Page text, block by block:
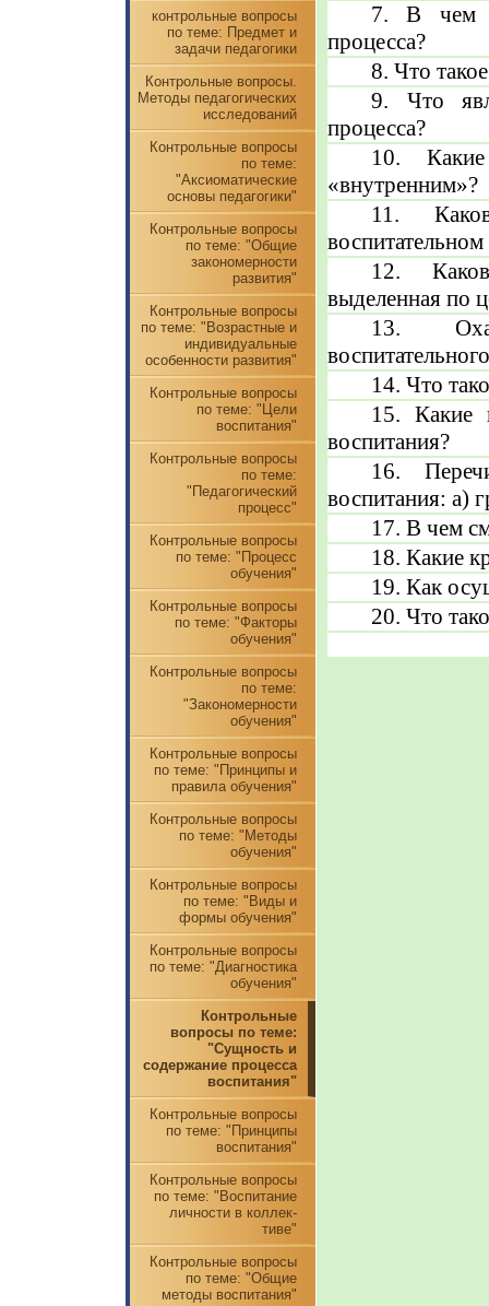
контрольные вопросы
по теме: Предмет и
задачи педагогики
Контрольные вопросы.
Методы педагогических
исследований
Контрольные вопросы
по теме:
"Аксиоматические
основы педагогики"
Контрольные вопросы
по теме: "Общие
закономерности
развития"
Контрольные вопросы
по теме: "Возрастные и
индивидуальные
особенности развития"
Контрольные вопросы
по теме: "Цели
воспитания"
Контрольные вопросы
по теме:
"Педагогический
процесс"
Контрольные вопросы
по теме: "Процесс
обучения"
Контрольные вопросы
по теме: "Факторы
обучения"
Контрольные вопросы
по теме:
"Закономерности
обучения"
Контрольные вопросы
по теме: "Принципы и
правила обучения"
Контрольные вопросы
по теме: "Методы
обучения"
Контрольные вопросы
по теме: "Виды и
формы обучения"
Контрольные вопросы
по теме: "Диагностика
обучения"
Контрольные
вопросы по теме:
"Сущность и
содержание процесса
воспитания"
Контрольные вопросы
по теме: "Принципы
воспитания"
Контрольные вопросы
по теме: "Воспитание
личности в коллек-
тиве"
Контрольные вопросы
по теме: "Общие
методы воспитания"
7. В чем
процесса?
8. Что
9. Что
процесса?
10.
«внутренним»?
11.
воспитательном
12.
выделенная по
13.
14. Что
15. Какие
воспитания?
16.
воспитания: а)
17. В чем
18. Какие
19. Как
20. Что